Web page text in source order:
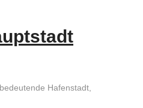
Hafenstadt,